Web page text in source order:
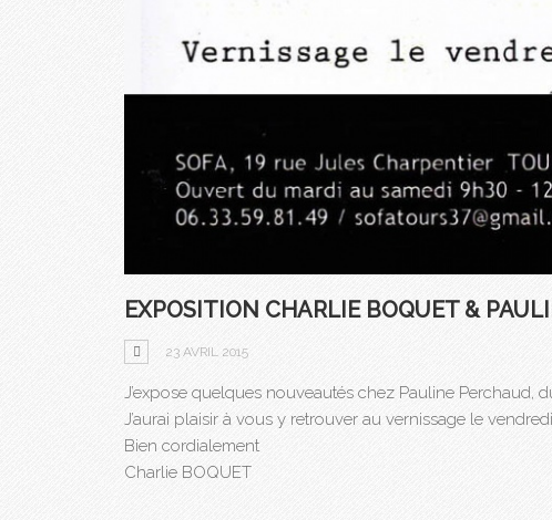
EXPOSITION CHARLIE BOQUET &
23 AVRIL 2015
J’expose quelques nouveautés chez Pauline Perchaud,
J’aurai plaisir à vous y retrouver au vernissage le
Bien cordialement
Charlie BOQUET